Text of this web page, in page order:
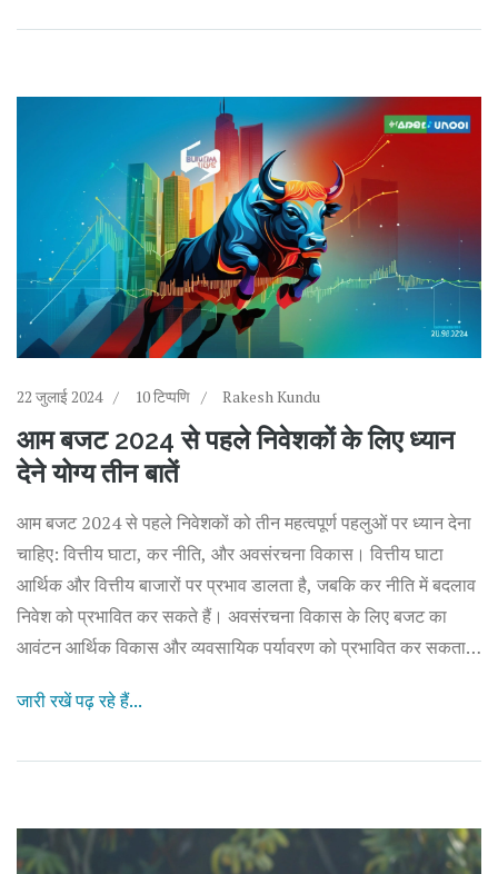
22 जुलाई 2024 10 टिप्पणि Rakesh Kundu
आम बजट 2024 से पहले निवेशकों के लिए ध्यान
देने योग्य तीन बातें
आम बजट 2024 से पहले निवेशकों को तीन महत्वपूर्ण पहलुओं पर ध्यान देना
चाहिए: वित्तीय घाटा, कर नीति, और अवसंरचना विकास। वित्तीय घाटा
आर्थिक और वित्तीय बाजारों पर प्रभाव डालता है, जबकि कर नीति में बदलाव
निवेश को प्रभावित कर सकते हैं। अवसंरचना विकास के लिए बजट का
आवंटन आर्थिक विकास और व्यवसायिक पर्यावरण को प्रभावित कर सकता
जारी रखें पढ़ रहे हैं...